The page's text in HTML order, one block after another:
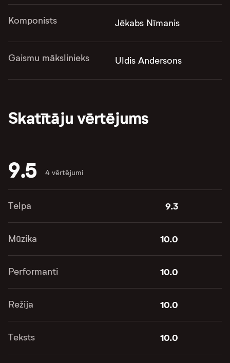
Komponists Jēkabs Nīmanis
Gaismu mākslinieks Uldis Andersons
Skatītāju vērtējums
9.5 4 vērtējumi
Telpa 9.3
Mūzika 10.0
Performanti 10.0
Režija 10.0
Teksts 10.0